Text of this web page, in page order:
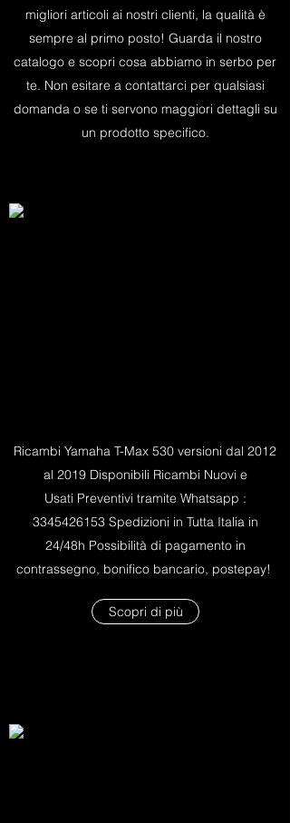
migliori articoli ai nostri clienti, la qualità è
sempre al primo posto! Guarda il nostro
catalogo e scopri cosa abbiamo in serbo per
te. Non esitare a contattarci per qualsiasi
domanda o se ti servono maggiori dettagli su
un prodotto specifico.
Ricambi Yamaha T-Max 530 versioni dal 2012
al 2019 Disponibili Ricambi Nuovi e
Usati Preventivi tramite Whatsapp :
3345426153Spedizioni in Tutta Italia in
24/48h Possibilità di pagamento in
contrassegno, bonifico bancario, postepay!
Scopri di più